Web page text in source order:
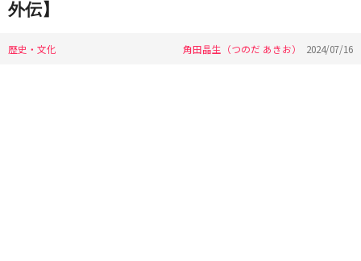
外伝】
歴史・文化 角田晶生（つのだ あきお） 2024/07/16